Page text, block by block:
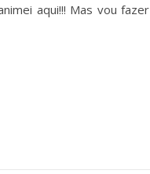
aqui!!! Mas vou